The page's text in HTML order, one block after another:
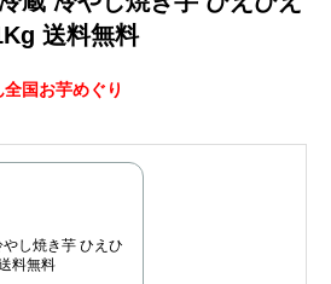
送料無料
国お芋めぐり
し焼き芋 ひえひ
料無料